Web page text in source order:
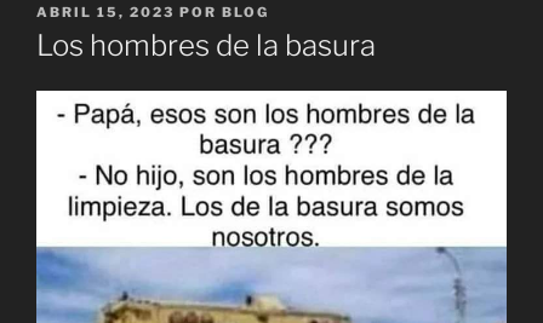
PUBLICADO
EL
ABRIL 15, 2023 POR BLOG
Los hombres de la basura